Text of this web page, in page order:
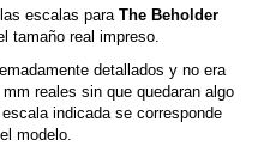
escalas para The Beholder
tamaño real impreso.
detallados y no era
reales sin que quedaran algo
indicada se corresponde
modelo.